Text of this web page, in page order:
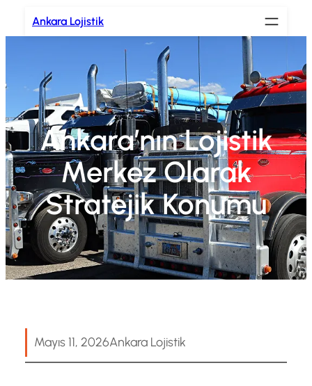
İçeriğe
geç
Ankara Lojistik
Ankara’nın Lojistik
Merkez Olarak
Stratejik Konumu
Mayıs 11, 2026Ankara Lojistik